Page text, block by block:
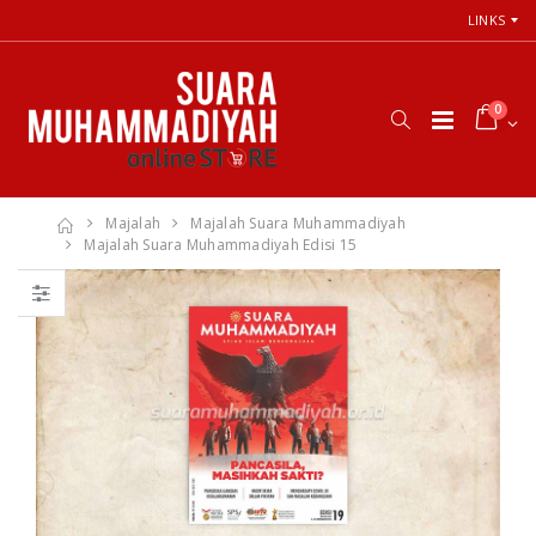
LINKS
0
Majalah
Majalah Suara Muhammadiyah
Majalah Suara Muhammadiyah Edisi 15
66 Jalan Menuju
Cinta Ilahi
Menemukan
Tuhan dalam
Luka, Cinta, dan
Kehidupan
Rp. 0
Cara Shalat
Menurut
Himpunan
Putusan Tarjih
Muhammadiyah
Rp. 31.000
Himpunan